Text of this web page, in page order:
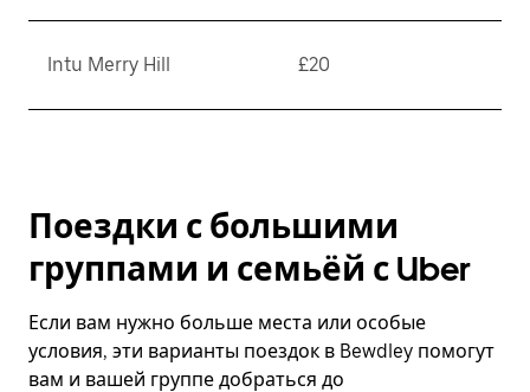
Intu Merry Hill £20
Поездки с большими
группами и семьёй с Uber
Если вам нужно больше места или особые
условия, эти варианты поездок в Bewdley помогут
вам и вашей группе добраться до